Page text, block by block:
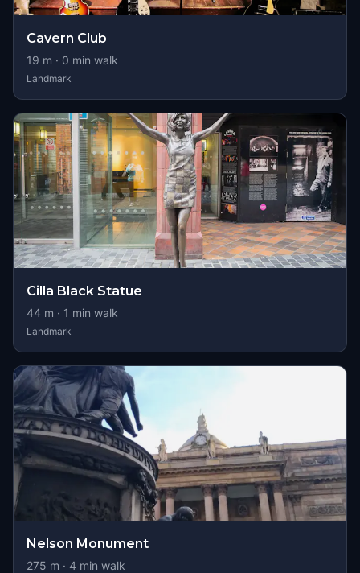
Cavern Club
19 m · 0 min walk
Landmark
Cilla Black Statue
44 m · 1 min walk
Landmark
Nelson Monument
275 m · 4 min walk